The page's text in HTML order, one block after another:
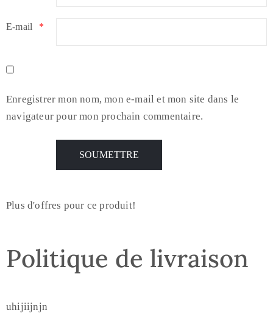
E-mail *
Enregistrer mon nom, mon e-mail et mon site dans le
navigateur pour mon prochain commentaire.
Plus d'offres pour ce produit!
Politique de livraison
uhijiijnjn